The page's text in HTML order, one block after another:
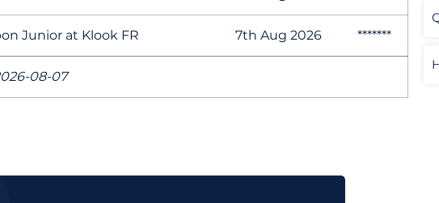
Junior at Klook FR 7th Aug 2026 *******
08-07